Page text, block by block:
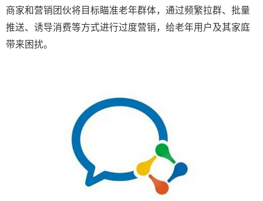
商家和营销团伙将目标瞄准老年群体，通过频繁拉群、批量
推送、诱导消费等方式进行过度营销，给老年用户及其家庭
带来困扰。